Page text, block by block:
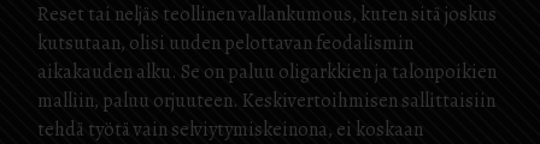
Reset tai neljäs teollinen vallankumous, kuten sitä joskus
kutsutaan, olisi uuden pelottavan feodalismin
aikakauden alku. Se on paluu oligarkkien ja talonpoikien
malliin, paluu orjuuteen. Keskivertoihmisen sallittaisiin
tehdä työtä vain selviytymiskeinona, ei koskaan